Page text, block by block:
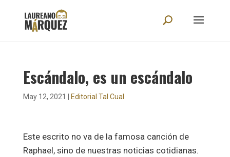
Escándalo, es un escándalo
May 12, 2021 Editorial Tal Cual
Este escrito no va de la famosa canción de
Raphael, sino de nuestras noticias cotidianas.